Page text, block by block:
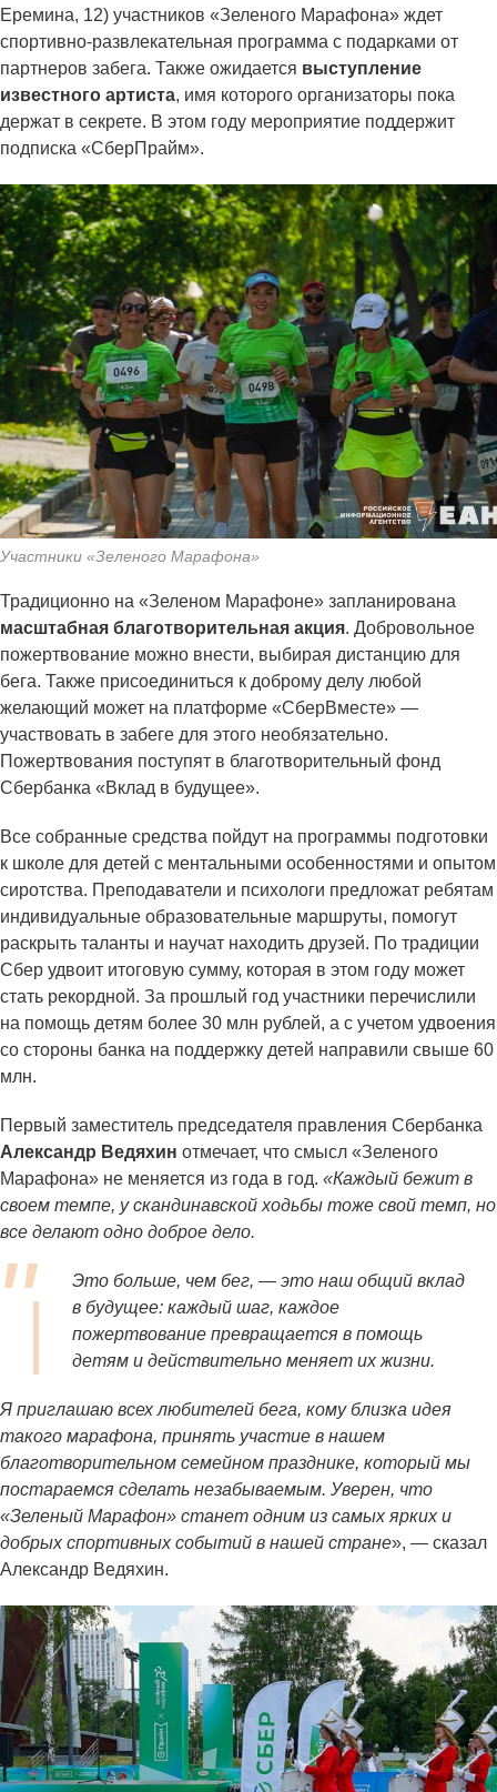
Еремина, 12) участников «Зеленого Марафона» ждет
спортивно-развлекательная программа с подарками от
партнеров забега. Также ожидается выступление
известного артиста, имя которого организаторы пока
держат в секрете. В этом году мероприятие поддержит
подписка «СберПрайм».
Участники «Зеленого Марафона»
Традиционно на «Зеленом Марафоне» запланирована
масштабная благотворительная акция. Добровольное
пожертвование можно внести, выбирая дистанцию для
бега. Также присоединиться к доброму делу любой
желающий может на платформе «СберВместе» —
участвовать в забеге для этого необязательно.
Пожертвования поступят в благотворительный фонд
Сбербанка «Вклад в будущее».
Все собранные средства пойдут на программы подготовки
к школе для детей с ментальными особенностями и опытом
сиротства. Преподаватели и психологи предложат ребятам
индивидуальные образовательные маршруты, помогут
раскрыть таланты и научат находить друзей. По традиции
Сбер удвоит итоговую сумму, которая в этом году может
стать рекордной. За прошлый год участники перечислили
на помощь детям более 30 млн рублей, а с учетом удвоения
со стороны банка на поддержку детей направили свыше 60
млн.
Первый заместитель председателя правления Сбербанка
Александр Ведяхин отмечает, что смысл «Зеленого
Марафона» не меняется из года в год. «Каждый бежит в
своем темпе, у скандинавской ходьбы тоже свой темп, но
все делают одно доброе дело.
Это больше, чем бег, — это наш общий вклад
в будущее: каждый шаг, каждое
пожертвование превращается в помощь
детям и действительно меняет их жизни.
Я приглашаю всех любителей бега, кому близка идея
такого марафона, принять участие в нашем
благотворительном семейном празднике, который мы
постараемся сделать незабываемым. Уверен, что
«Зеленый Марафон» станет одним из самых ярких и
добрых спортивных событий в нашей стране», — сказал
Александр Ведяхин.